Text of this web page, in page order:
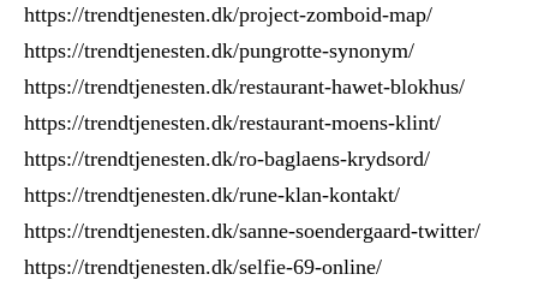
https://trendtjenesten.dk/project-zomboid-map/
https://trendtjenesten.dk/pungrotte-synonym/
https://trendtjenesten.dk/restaurant-hawet-blokhus/
https://trendtjenesten.dk/restaurant-moens-klint/
https://trendtjenesten.dk/ro-baglaens-krydsord/
https://trendtjenesten.dk/rune-klan-kontakt/
https://trendtjenesten.dk/sanne-soendergaard-twitter/
https://trendtjenesten.dk/selfie-69-online/